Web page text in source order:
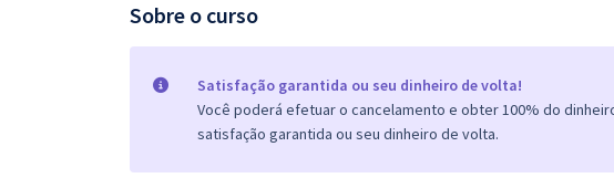
Sobre o curso
Satisfação garantida ou seu dinheiro de volta!
Você poderá efetuar o cancelamento e obter 100% do
satisfação garantida ou seu dinheiro de volta.